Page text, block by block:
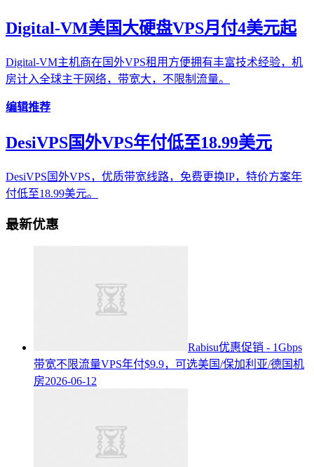
Digital-VM美国大硬盘VPS月付4美元起
Digital-VM主机商在国外VPS租用方便拥有丰富技术经验，机
房计入全球主干网络，带宽大，不限制流量。
编辑推荐
DesiVPS国外VPS年付低至18.99美元
DesiVPS国外VPS，优质带宽线路，免费更换IP，特价方案年
付低至18.99美元。
最新优惠
Rabisu优惠促销 - 1Gbps
带宽不限流量VPS年付$9.9，可选美国/保加利亚/德国机
房2026-06-12